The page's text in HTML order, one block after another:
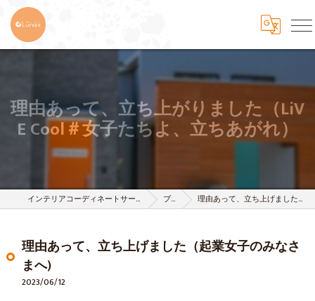
理由あって、立ち上がりました（LiV
E Cool＃女子たちよ、立ちあがれ）
インテリアコーディネートサービスは株式会社 樹-itsuki- ブログ 理由あって、立ち上げました（起業女子のみなさまへ)
理由あって、立ち上げました（起業女子のみなさ
まへ)
2023/06/12